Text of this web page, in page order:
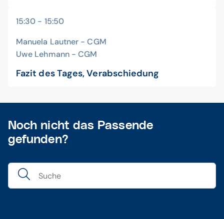
15:30 - 15:50
Manuela Lautner - CGM
Uwe Lehmann - CGM
Fazit des Tages, Verabschiedung
Noch nicht das Passende
gefunden?